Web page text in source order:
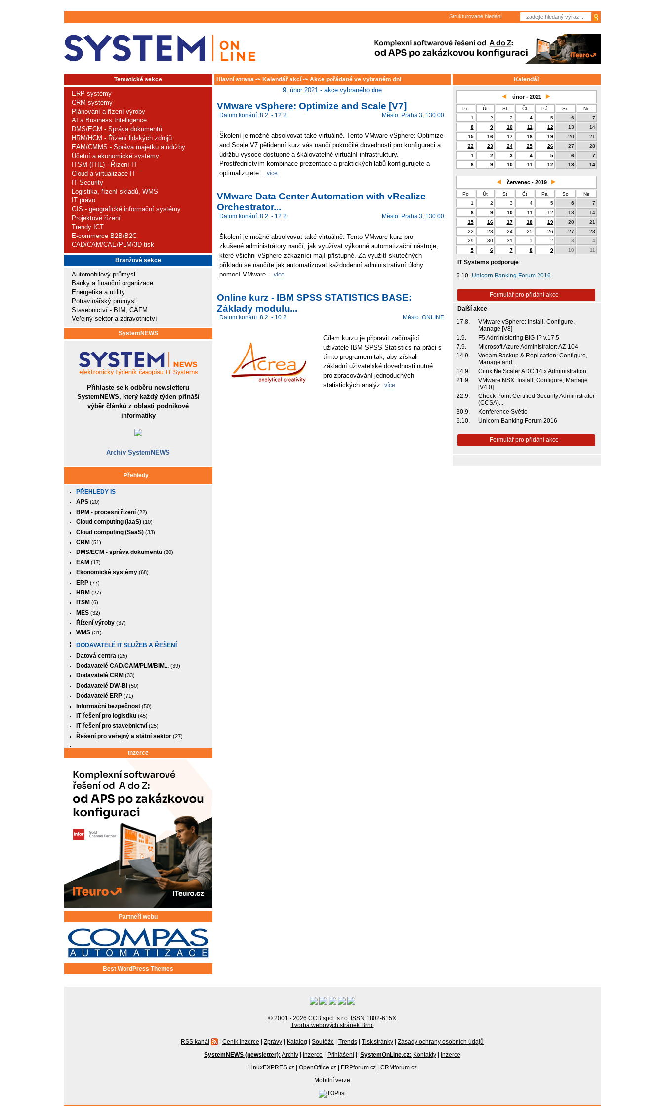
Strukturované hledání
Tematické sekce
ERP systémy
CRM systémy
Plánování a řízení výroby
AI a Business Intelligence
DMS/ECM - Správa dokumentů
HRM/HCM - Řízení lidských zdrojů
EAM/CMMS - Správa majetku a údržby
Účetní a ekonomické systémy
ITSM (ITIL) - Řízení IT
Cloud a virtualizace IT
IT Security
Logistika, řízení skladů, WMS
IT právo
GIS - geografické informační systémy
Projektové řízení
Trendy ICT
E-commerce B2B/B2C
CAD/CAM/CAE/PLM/3D tisk
Branžové sekce
Automobilový průmysl
Banky a finanční organizace
Energetika a utility
Potravinářský průmysl
Stavebnictví - BIM, CAFM
Veřejný sektor a zdravotnictví
SystemNEWS
Přihlaste se k odběru newsletteru
SystemNEWS, který každý týden přináší
výběr článků z oblasti podnikové
informatiky
Archiv SystemNEWS
Přehledy
PŘEHLEDY IS
APS(20)
BPM - procesní řízení(22)
Cloud computing (IaaS)(10)
Cloud computing (SaaS)(33)
CRM (51)
DMS/ECM - správa dokumentů(20)
EAM (17)
Ekonomické systémy(68)
ERP(77)
HRM (27)
ITSM (6)
MES(32)
Řízení výroby(37)
WMS(31)
DODAVATELÉ IT SLUŽEB A ŘEŠENÍ
Datová centra (25)
Dodavatelé CAD/CAM/PLM/BIM...(39)
Dodavatelé CRM (33)
Dodavatelé DW-BI (50)
Dodavatelé ERP(71)
Informační bezpečnost(50)
IT řešení pro logistiku(45)
IT řešení pro stavebnictví(25)
Řešení pro veřejný a státní sektor(27)
Inzerce
Partneři webu
Best WordPress Themes
Hlavní strana-> Kalendář akcí-> Akce pořádané ve vybraném dni
9. únor 2021 - akce vybraného dne
VMware vSphere: Optimize and Scale [V7]
Datum konání: 8.2. - 12.2. Město: Praha 3, 130 00
Školení je možné absolvovat také virtuálně. Tento VMware vSphere: Optimize
and Scale V7 pětidenní kurz vás naučí pokročilé dovednosti pro konfiguraci a
údržbu vysoce dostupné a škálovatelné virtuální infrastruktury.
Prostřednictvím kombinace prezentace a praktických labů konfigurujete a
optimalizujete... více
VMware Data Center Automation with vRealize
Orchestrator...
Datum konání: 8.2. - 12.2. Město: Praha 3, 130 00
Školení je možné absolvovat také virtuálně. Tento VMware kurz pro
zkušené administrátory naučí, jak využívat výkonné automatizační nástroje,
které všichni vSphere zákazníci mají přístupné. Za využití skutečných
příkladů se naučíte jak automatizovat každodenní administrativní úlohy
pomocí VMware... více
Online kurz - IBM SPSS STATISTICS BASE:
Základy modulu...
Datum konání: 8.2. - 10.2. Město: ONLINE
Cílem kurzu je připravit začínající
uživatele IBM SPSS Statistics na práci s
tímto programem tak, aby získali
základní uživatelské dovednosti nutné
pro zpracovávání jednoduchých
statistických analýz. více
Kalendář
únor - 2021
Po Út St Čt Pá So
Ne
1
2 3 4 5 6
7
8
9 10 11 12 13
14
15
16 17 18 19 20
21
22
23 24 25 26 27
28
1
2 3 4 5 6
7
8
9 10 11 12 13 14
červenec - 2019
Po Út St Čt Pá So
Ne
1
2 3 4 5 6
7
8
9 10 11 12 13
14
15
16 17 18 19 20
21
22
23 24 25 26 27
28
29
30 31 1 2 3
4
5
6 7 8 9 10 11
IT Systems podporuje
6.10. Unicorn Banking Forum 2016
Formulář pro přidání akce
Další akce
17.8.
VMware vSphere: Install, Configure,
Manage [V8]
1.9.
F5 Administering BIG-IP v.17.5
7.9.
Microsoft Azure Administrator: AZ-104
14.9.
Veeam Backup & Replication: Configure,
Manage and...
14.9.
Citrix NetScaler ADC 14.x Administration
21.9.
VMware NSX: Install, Configure, Manage
[V4.0]
22.9.
Check Point Certified Security Administrator
(CCSA)...
30.9.
Konference Světlo
6.10.
Unicorn Banking Forum 2016
Formulář pro přidání akce
© 2001 - 2026 CCB spol. s r.o. ISSN 1802-615X
Tvorba webových stránek Brno
RSS kanál | Ceník inzerce | Zprávy | Katalog | Soutěže | Trends | Tisk stránky | Zásady ochrany osobních údajů
SystemNEWS (newsletter): Archiv | Inzerce | Přihlášení || SystemOnLine.cz: Kontakty | Inzerce
LinuxEXPRES.cz | OpenOffice.cz | ERPforum.cz | CRMforum.cz
Mobilní verze